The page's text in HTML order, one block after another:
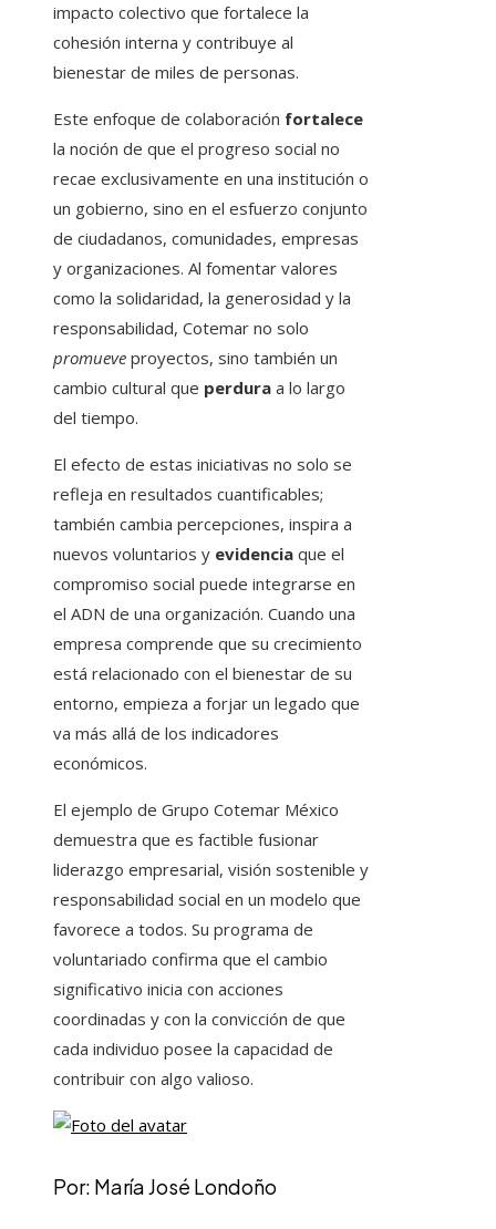
impacto colectivo que fortalece la
cohesión interna y contribuye al
bienestar de miles de personas.
Este enfoque de colaboración fortalece
la noción de que el progreso social no
recae exclusivamente en una institución o
un gobierno, sino en el esfuerzo conjunto
de ciudadanos, comunidades, empresas
y organizaciones. Al fomentar valores
como la solidaridad, la generosidad y la
responsabilidad, Cotemar no solo
promueve proyectos, sino también un
cambio cultural que perdura a lo largo
del tiempo.
El efecto de estas iniciativas no solo se
refleja en resultados cuantificables;
también cambia percepciones, inspira a
nuevos voluntarios y evidencia que el
compromiso social puede integrarse en
el ADN de una organización. Cuando una
empresa comprende que su crecimiento
está relacionado con el bienestar de su
entorno, empieza a forjar un legado que
va más allá de los indicadores
económicos.
El ejemplo de Grupo Cotemar México
demuestra que es factible fusionar
liderazgo empresarial, visión sostenible y
responsabilidad social en un modelo que
favorece a todos. Su programa de
voluntariado confirma que el cambio
significativo inicia con acciones
coordinadas y con la convicción de que
cada individuo posee la capacidad de
contribuir con algo valioso.
Por: María José Londoño